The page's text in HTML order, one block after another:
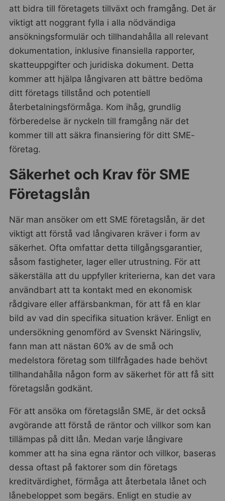
att bidra till företagets tillväxt och framgång. Det är
viktigt att noggrant fylla i alla nödvändiga
ansökningsformulär och tillhandahålla all relevant
dokumentation, inklusive finansiella rapporter,
skatteuppgifter och juridiska dokument. Detta
kommer att hjälpa långivaren att bättre bedöma
ditt företags tillstånd och potentiell
återbetalningsförmåga. Kom ihåg, grundlig
förberedelse är nyckeln till framgång när det
kommer till att säkra finansiering för ditt SME-
företag.
Säkerhet och Krav för SME
Företagslån
När man ansöker om ett SME företagslån, är det
viktigt att förstå vad långivaren kräver i form av
säkerhet. Ofta omfattar detta tillgångsgarantier,
såsom fastigheter, lager eller utrustning. För att
säkerställa att du uppfyller kriterierna, kan det vara
användbart att ta kontakt med en ekonomisk
rådgivare eller affärsbankman, för att få en klar
bild av vad din specifika situation kräver. Enligt en
undersökning genomförd av Svenskt Näringsliv,
fann man att nästan 60% av de små och
medelstora företag som tillfrågades hade behövt
tillhandahålla någon form av säkerhet för att få sitt
företagslån godkänt.
För att ansöka om företagslån SME, är det också
avgörande att förstå de räntor och villkor som kan
tillämpas på ditt lån. Medan varje långivare
kommer att ha sina egna räntor och villkor, baseras
dessa oftast på faktorer som din företags
kreditvärdighet, förmåga att återbetala lånet och
lånebeloppet som begärs. Enligt en studie av